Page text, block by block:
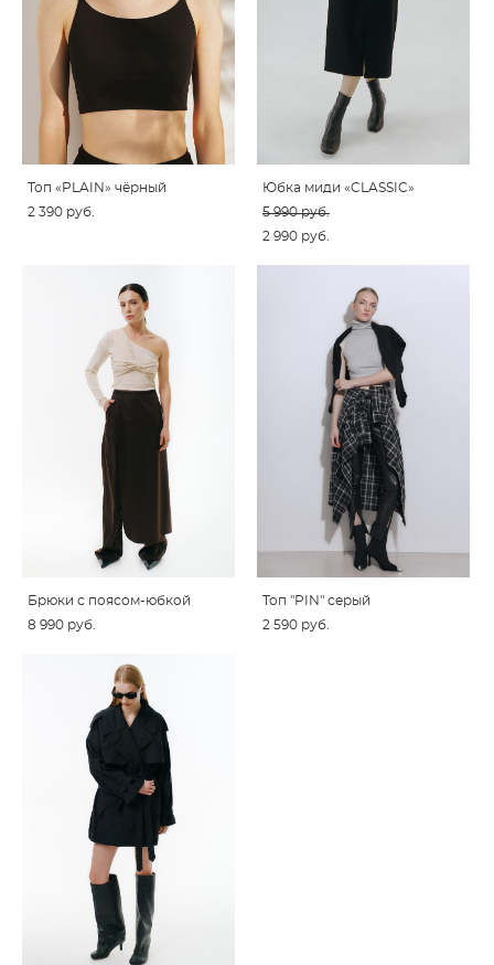
Топ «PLAIN» чёрный
2 390 pуб.
Юбка миди «CLASSIC»
5 990 pуб.
2 990 pуб.
Брюки с поясом-юбкой
8 990 pуб.
Топ "PIN" серый
2 590 pуб.